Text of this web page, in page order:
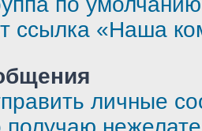
ссылка «Наша
личные